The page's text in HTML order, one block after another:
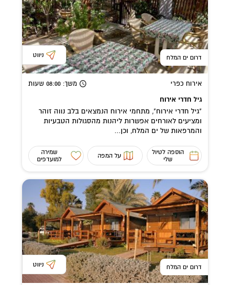
דרום ים המלח ניווט
אירוח כפרי משך: 08:00 שעות
גיל חדרי אירוח
"גיל חדרי אירוח", מתחמי אירוח הנמצאים בלב נווה זוהר
ומציעים לאורחים אפשרות ליהנות מהסגולות הטבעיות
והמרפאות של ים המלח, וכן...
הוספה לטיול
שלי
על המפה
שמירה
למועדפים
דרום ים המלח ניווט